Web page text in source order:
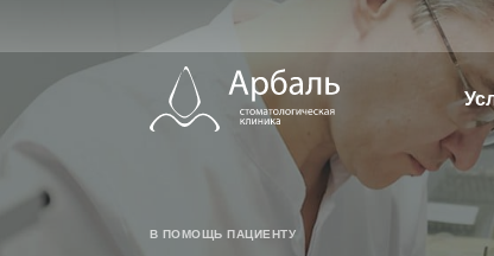
содержимому
В ПОМОЩЬ ПАЦИЕНТУ